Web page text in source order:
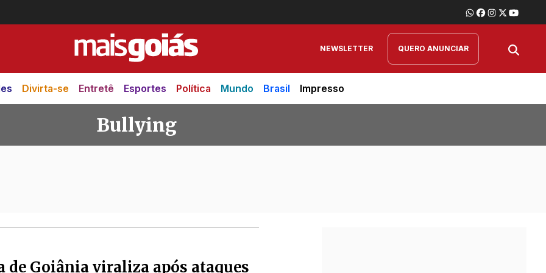
NEWSLETTER QUERO ANUNCIAR
Divirta-se Entretê Esportes Política Mundo Brasil Impresso
Bullying
de Goiânia viraliza após ataques